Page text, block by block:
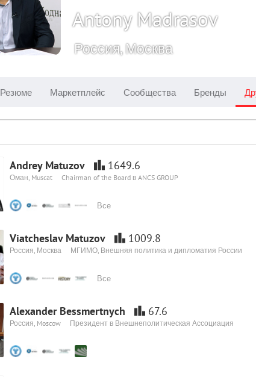
Antony Madrasov
Россия, Москва
Резюме Маркетплейс Сообщества Бренды
Andrey Matuzov 1649.6
Оман, Muscat Chairman of the Board в ANCS GROUP
Все
Viatcheslav Matuzov 1009.8
Россия, Москва МГИМО, Внешняя политика и дипломатия России
Все
Alexander Bessmertnych 67.6
Россия, Moscow Президент в Внешнеполитическая Ассоциация